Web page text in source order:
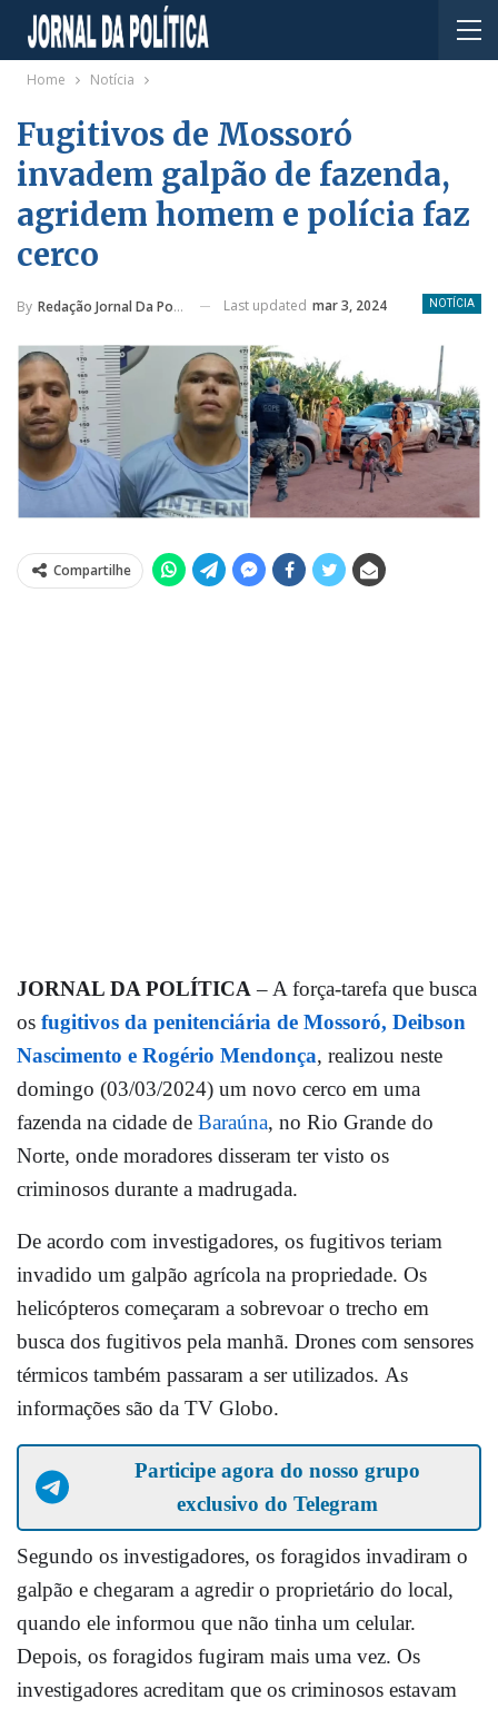
Home Notícia
Fugitivos de Mossoró
invadem galpão de fazenda,
agridem homem e polícia faz
cerco
NOTÍCIA
By Redação Jornal Da Política Last updated mar 3, 2024
Compartilhe
JORNAL DA POLÍTICA – A força-tarefa que busca
os fugitivos da penitenciária de Mossoró, Deibson
Nascimento e Rogério Mendonça, realizou neste
domingo (03/03/2024) um novo cerco em uma
fazenda na cidade de Baraúna, no Rio Grande do
Norte, onde moradores disseram ter visto os
criminosos durante a madrugada.
De acordo com investigadores, os fugitivos teriam
invadido um galpão agrícola na propriedade. Os
helicópteros começaram a sobrevoar o trecho em
busca dos fugitivos pela manhã. Drones com sensores
térmicos também passaram a ser utilizados. As
informações são da TV Globo.
Participe agora do nosso grupo
exclusivo do Telegram
Segundo os investigadores, os foragidos invadiram o
galpão e chegaram a agredir o proprietário do local,
quando ele informou que não tinha um celular.
Depois, os foragidos fugiram mais uma vez. Os
investigadores acreditam que os criminosos estavam